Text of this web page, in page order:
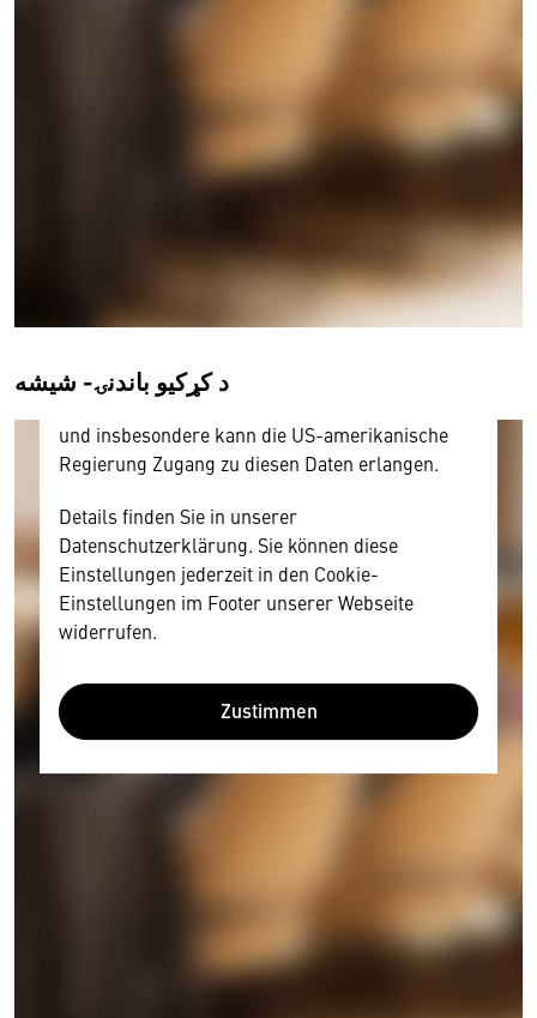
د کړکیو باندنۍ- شیشه
Wir benötigen Ihre Zustimmung
Inhalt anzeigen. Dafür benötigen wir allerdings
Ihre Zustimmung, da Ihr Browser
personenbezogene technische Daten zu Geräten
und Nutzerverhalten mitunter mit US-
Diese Daten unterliegen keinem dem EU-
Datenschutzrecht angemessenen Schutzniveau
und insbesondere kann die US-amerikanische
Regierung Zugang zu diesen Daten erlangen.
Details finden Sie in unserer
Datenschutzerklärung. Sie können diese
Einstellungen jederzeit in den Cookie-
Einstellungen im Footer unserer Webseite
widerrufen.
Zustimmen
Wir benötigen Ihre Zustimmung